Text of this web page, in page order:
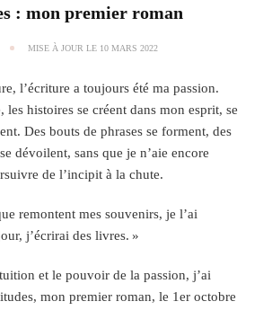
: mon premier roman
MISE À JOUR LE 10 MARS 2022
l’écriture a toujours été ma passion.
les histoires se créent dans mon esprit, se
Des bouts de phrases se forment, des
dévoilent, sans que je n’aie encore
de l’incipit à la chute.
remontent mes souvenirs, je l’ai
j’écrirai des livres. »
et le pouvoir de la passion, j’ai
mon premier roman, le 1er octobre